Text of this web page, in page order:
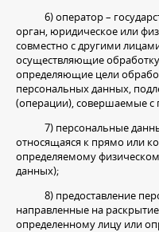
6) оператор –
орган, юридическое или
совместно с другими
осуществляющие
определяющие цели
персональных данных,
(операции), совершаемые
7) персональные
относящаяся к прямо или
определяемому
данных);
8) предоставление
направленные на
определенному лицу или